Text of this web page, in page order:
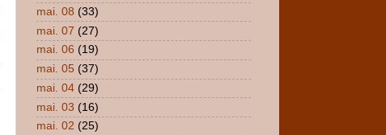
mai. 08 (33)
mai. 07 (27)
mai. 06 (19)
mai. 05 (37)
mai. 04 (29)
mai. 03 (16)
mai. 02 (25)